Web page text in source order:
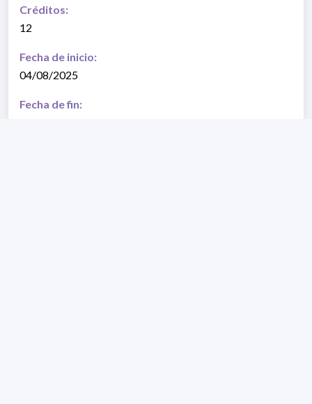
Créditos:
12
Fecha de inicio:
04/08/2025
Fecha de fin: